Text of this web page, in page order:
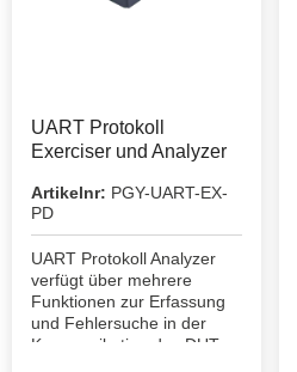
UART Protokoll
Exerciser und Analyzer
Artikelnr: PGY-UART-EX-
PD
UART Protokoll Analyzer
verfügt über mehrere
Funktionen zur Erfassung
und Fehlersuche in der
Kommunikation des DUT.